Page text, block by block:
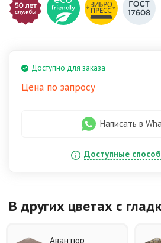
Доступно для заказа
Цена по запросу
Написать в
Доступные
В других цветах с
Авантюр